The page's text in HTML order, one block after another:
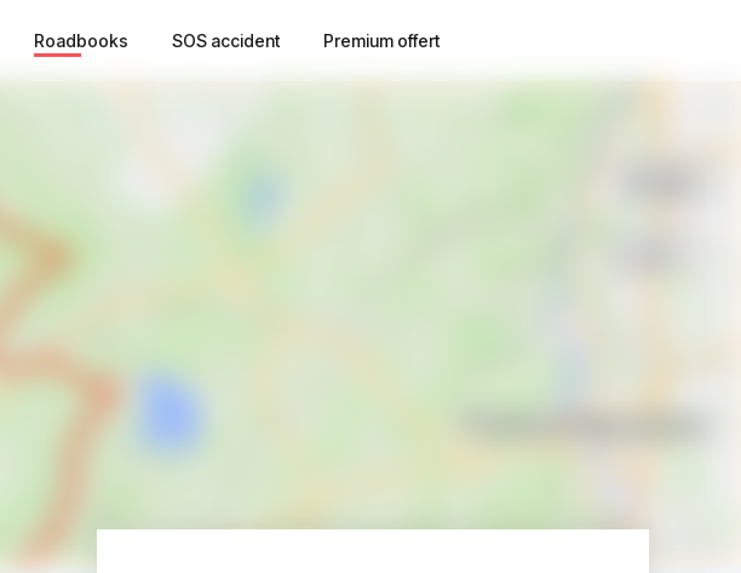
Roadbooks SOS accident Premium offert